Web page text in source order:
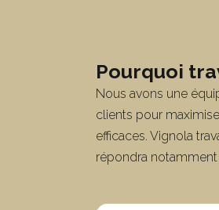
Pourquoi
Nous avons une
clients pour
efficaces. Vignola
répondra